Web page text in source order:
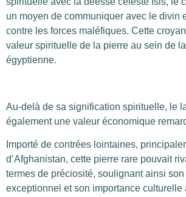
un moyen de communiquer avec le divin
contre les forces maléfiques. Cette
valeur spirituelle de la pierre au sein de
égyptienne.
Au-delà de sa signification spirituelle, le
également une valeur économique
Importé de contrées lointaines,
d’Afghanistan, cette pierre rare pouvait
termes de préciosité, soulignant ainsi son
exceptionnel et son importance culturelle